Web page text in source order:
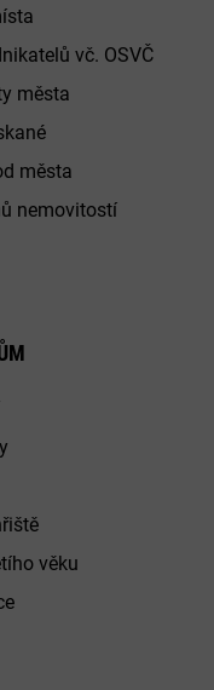
vč. OSVČ
města
města
nemovitostí
věku